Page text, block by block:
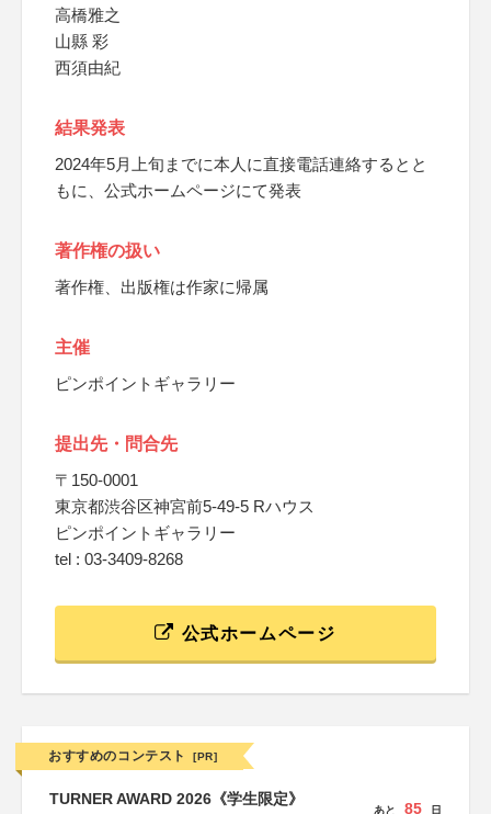
高橋雅之
山縣 彩
西須由紀
結果発表
2024年5月上旬までに本人に直接電話連絡するとと
もに、公式ホームページにて発表
著作権の扱い
著作権、出版権は作家に帰属
主催
ピンポイントギャラリー
提出先・問合先
〒150-0001
東京都渋谷区神宮前5-49-5 Rハウス
ピンポイントギャラリー
tel : 03-3409-8268
公式ホームページ
おすすめのコンテスト [PR]
TURNER AWARD 2026《学生限定》
あと 85 日